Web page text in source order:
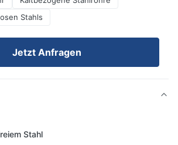
Stahls
Jetzt Anfragen
Stahl